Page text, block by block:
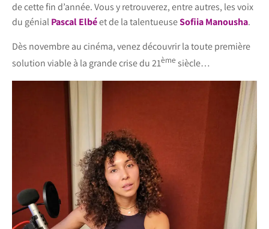
de cette fin d’année. Vous y retrouverez, entre autres, les voix
du génialPascal Elbéet de la talentueuseSofiia Manousha.
Dès novembre au cinéma, venez découvrir la toute première
solution viable à la grande crise du 21ème siècle…